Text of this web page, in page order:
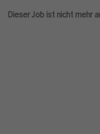
Dieser Job ist nicht mehr